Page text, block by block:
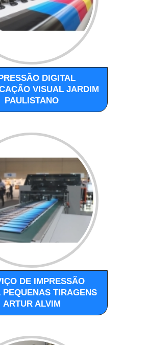
DIGITAL
VISUAL JARDIM
PAULISTANO
DE IMPRESSÃO
PEQUENAS TIRAGENS
ARTUR ALVIM